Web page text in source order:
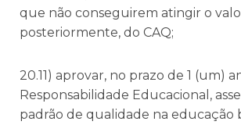
que não conseguirem atingir o
posteriormente, do CAQ;
20.11) aprovar, no prazo de 1 (um)
Responsabilidade Educacional,
padrão de qualidade na educação